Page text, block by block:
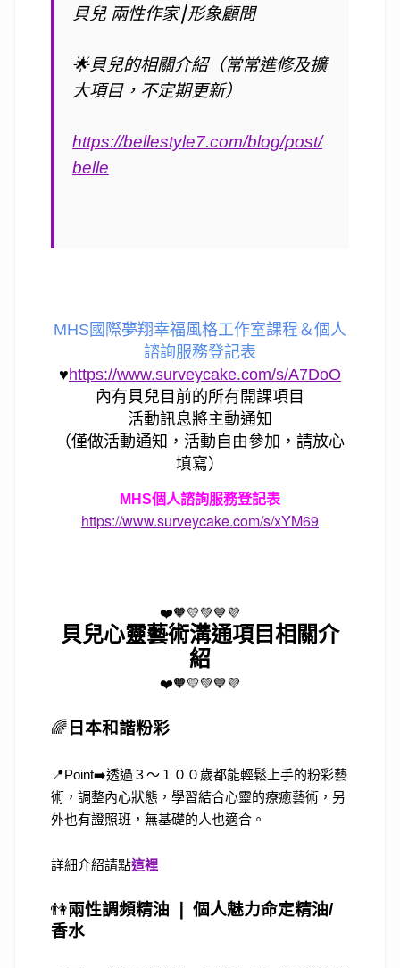
貝兒 兩性作家⎮形象顧問
🌟貝兒的相關介紹（常常進修及擴
大項目，不定期更新）
https://bellestyle7.com/blog/post/
belle
MHS國際夢翔幸福風格工作室課程＆個人
諮詢服務登記表
♥https://www.surveycake.com/s/A7DoO
內有貝兒目前的所有開課項目
活動訊息將主動通知
（僅做活動通知，活動自由參加，請放心
填寫）
MHS個人諮詢服務登記表
https://www.surveycake.com/s/xYM69
❤️🧡💛💚💙💜
貝兒心靈藝術溝通項目相關介
紹
❤️🧡💛💚💙💜
🌈 日本和諧粉彩
📍Point➡️透過３～１００歲都能輕鬆上手的粉彩藝
術，調整內心狀態，學習結合心靈的療癒藝術，另
外也有證照班，無基礎的人也適合。
詳細介紹請點這裡
👫兩性調頻精油 ❘ 個人魅力命定精油/
香水